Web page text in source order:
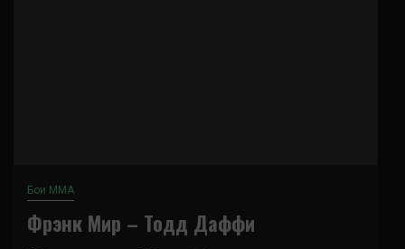
Бои ММА
Фрэнк Мир – Тодд Даффи